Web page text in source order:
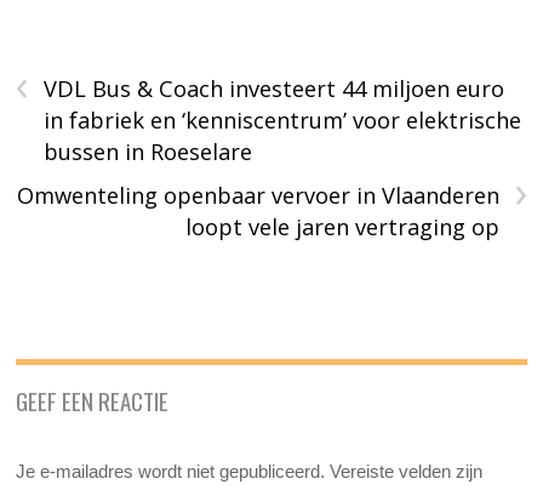
‹
VDL Bus & Coach investeert 44 miljoen euro
in fabriek en ‘kenniscentrum’ voor elektrische
bussen in Roeselare
›
Omwenteling openbaar vervoer in Vlaanderen
loopt vele jaren vertraging op
GEEF EEN REACTIE
Je e-mailadres wordt niet gepubliceerd. Vereiste velden zijn